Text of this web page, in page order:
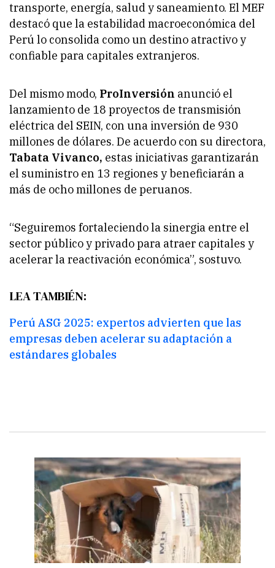
transporte, energía, salud y saneamiento. El MEF
destacó que la estabilidad macroeconómica del
Perú lo consolida como un destino atractivo y
confiable para capitales extranjeros.
Del mismo modo, ProInversión anunció el
lanzamiento de 18 proyectos de transmisión
eléctrica del SEIN, con una inversión de 930
millones de dólares. De acuerdo con su directora,
Tabata Vivanco, estas iniciativas garantizarán
el suministro en 13 regiones y beneficiarán a
más de ocho millones de peruanos.
“Seguiremos fortaleciendo la sinergia entre el
sector público y privado para atraer capitales y
acelerar la reactivación económica”, sostuvo.
LEA TAMBIÉN:
Perú ASG 2025: expertos advierten que las
empresas deben acelerar su adaptación a
estándares globales